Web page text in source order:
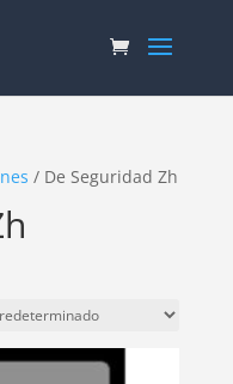
/ De Seguridad Zh